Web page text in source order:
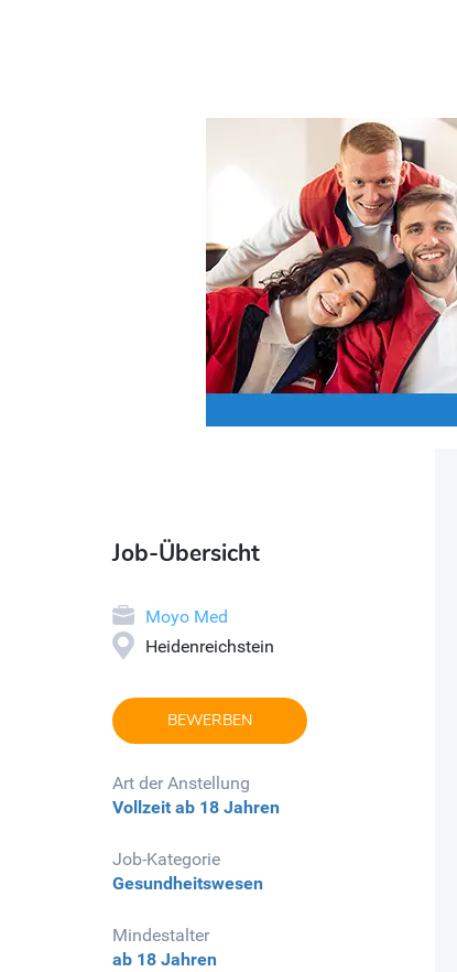
Job-Übersicht
Moyo Med
Heidenreichstein
BEWERBEN
Art der Anstellung
Vollzeit ab 18 Jahren
Job-Kategorie
Gesundheitswesen
Mindestalter
ab 18 Jahren